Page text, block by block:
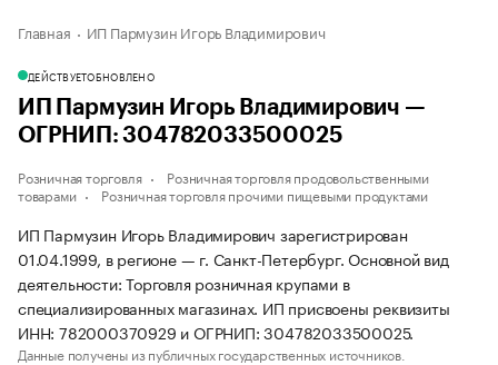
Главная ИП Пармузин Игорь Владимирович
ДЕЙСТВУЕТОБНОВЛЕНО
ИП Пармузин Игорь Владимирович —
ОГРНИП: 304782033500025
Розничная торговля
Розничная торговля продовольственными
товарами
Розничная торговля прочими пищевыми продуктами
ИП Пармузин Игорь Владимирович зарегистрирован
01.04.1999, в регионе — г. Санкт-Петербург. Основной вид
деятельности: Торговля розничная крупами в
специализированных магазинах. ИП присвоены реквизиты
ИНН: 782000370929 и ОГРНИП: 304782033500025.
Данные получены из публичных государственных источников.